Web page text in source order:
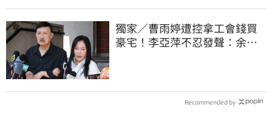
獨家／曹雨婷遭控拿工會錢買
豪宅！李亞萍不忍發聲：余天
Recommended by